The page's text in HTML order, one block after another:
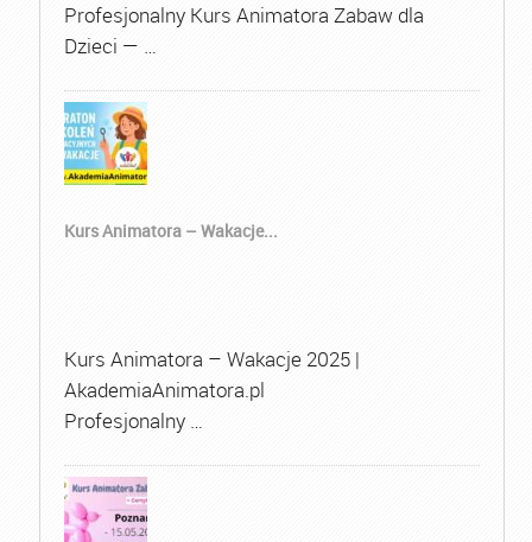
Profesjonalny Kurs Animatora Zabaw dla
Dzieci — …
Kurs Animatora – Wakacje...
Kurs Animatora – Wakacje 2025 |
AkademiaAnimatora.pl
Profesjonalny …